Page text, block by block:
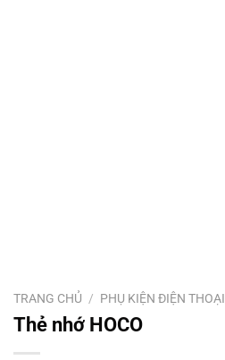
TRANG CHỦ / PHỤ KIỆN ĐIỆN THOẠI
Thẻ nhớ HOCO